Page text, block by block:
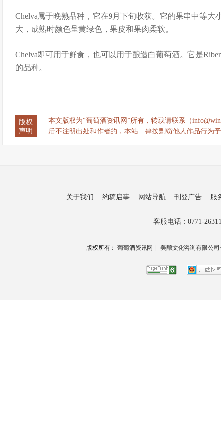
Chelva属于晚熟品种，它在9月下旬收获。它的果串中等大
大，成熟时颜色呈黄绿色，果皮和果肉柔软。
Chelva即可用于鲜食，也可以用于酿造白葡萄酒。它是
的品种。
版权
声明
本文版权为“葡萄酒资讯网”所有，转载请联系（
后不注明出处和作者的，本站一律按剽窃他人作品行为
关于我们 约稿启事 网站导航 刊登广告 服
客服电话：0771-
版权所有： 葡萄酒资讯网 美酿文化咨询有限公司